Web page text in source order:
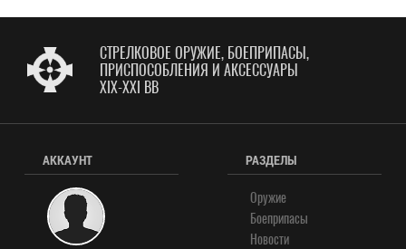
СТРЕЛКОВОЕ ОРУЖИЕ, БОЕПРИПАСЫ,
ПРИСПОСОБЛЕНИЯ И АКСЕССУАРЫ
XIX-XXI ВВ
АККАУНТ РАЗДЕЛЫ
Оружие
Боеприпасы
Новости